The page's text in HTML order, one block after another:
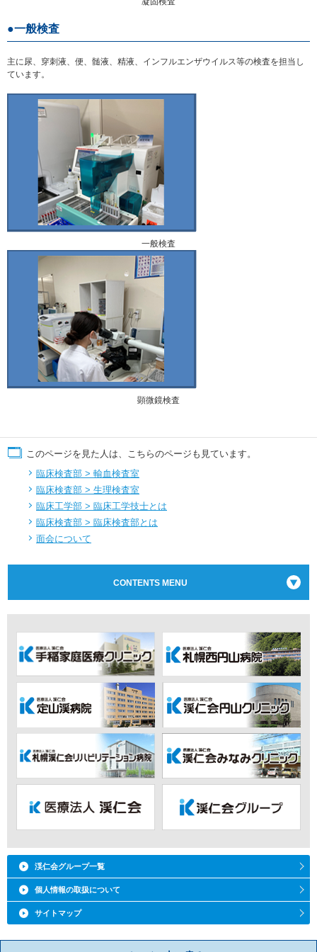
一般検査
主に尿、穿刺液、便、髄液、精液、インフルエンザウイルス等の検査を担当し
ています。
一般検査
顕微鏡検査
このページを見た人は、こちらのページも見ています。
臨床検査部 > 輸血検査室
臨床検査部 > 生理検査室
臨床工学部 > 臨床工学技士とは
臨床検査部 > 臨床検査部とは
面会について
CONTENTS MENU
渓仁会グループ一覧
個人情報の取扱について
サイトマップ